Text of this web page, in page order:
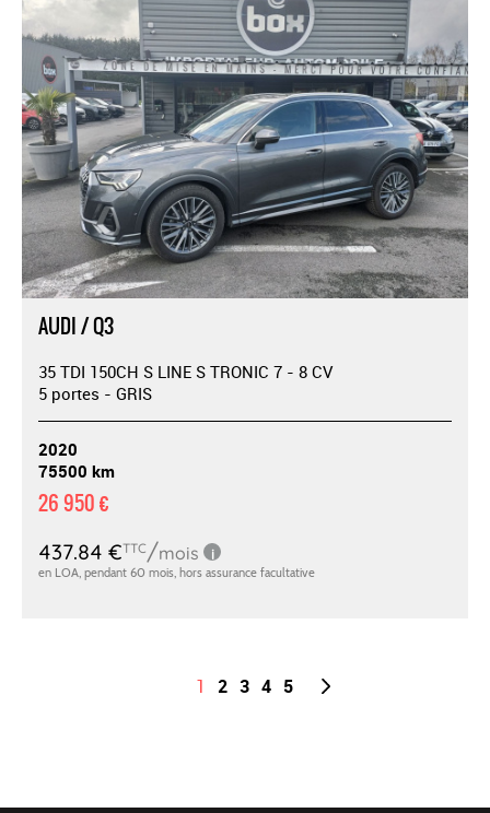
AUDI / Q3
35 TDI 150CH S LINE S TRONIC 7 - 8 CV
5 portes - GRIS
2020
75500 km
26 950 €
1 2 3 4 5